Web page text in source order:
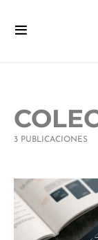
3 PUBLICACIONES